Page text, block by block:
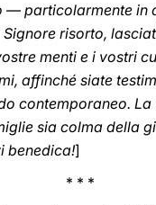
— particolarmente in
risorto,
menti e i vostri
affinché siate
contemporaneo.
sia colma della
benedica!]
* * *